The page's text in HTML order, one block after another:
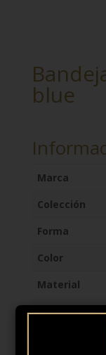
blue
Marca
Colección
Forma
Color
Material
Anchura